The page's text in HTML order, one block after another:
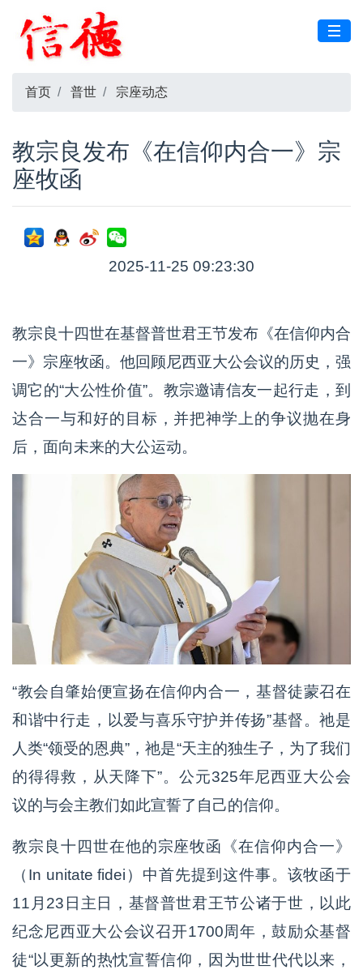
首页 普世 宗座动态
教宗良发布《在信仰内合一》宗
座牧函
2025-11-25 09:23:30
教宗良十四世在基督普世君王节发布《在信仰内合
一》宗座牧函。他回顾尼西亚大公会议的历史，强
调它的“大公性价值”。教宗邀请信友一起行走，到
达合一与和好的目标，并把神学上的争议抛在身
后，面向未来的大公运动。
“教会自肇始便宣扬在信仰内合一，基督徒蒙召在
和谐中行走，以爱与喜乐守护并传扬”基督。祂是
人类“领受的恩典”，祂是“天主的独生子，为了我们
的得得救，从天降下”。公元325年尼西亚大公会
议的与会主教们如此宣誓了自己的信仰。
教宗良十四世在他的宗座牧函《在信仰内合一》
（In unitate fidei）中首先提到这件事。该牧函于
11月23日主日，基督普世君王节公诸于世，以此
纪念尼西亚大公会议召开1700周年，鼓励众基督
徒“以更新的热忱宣誓信仰，因为世世代代以来，